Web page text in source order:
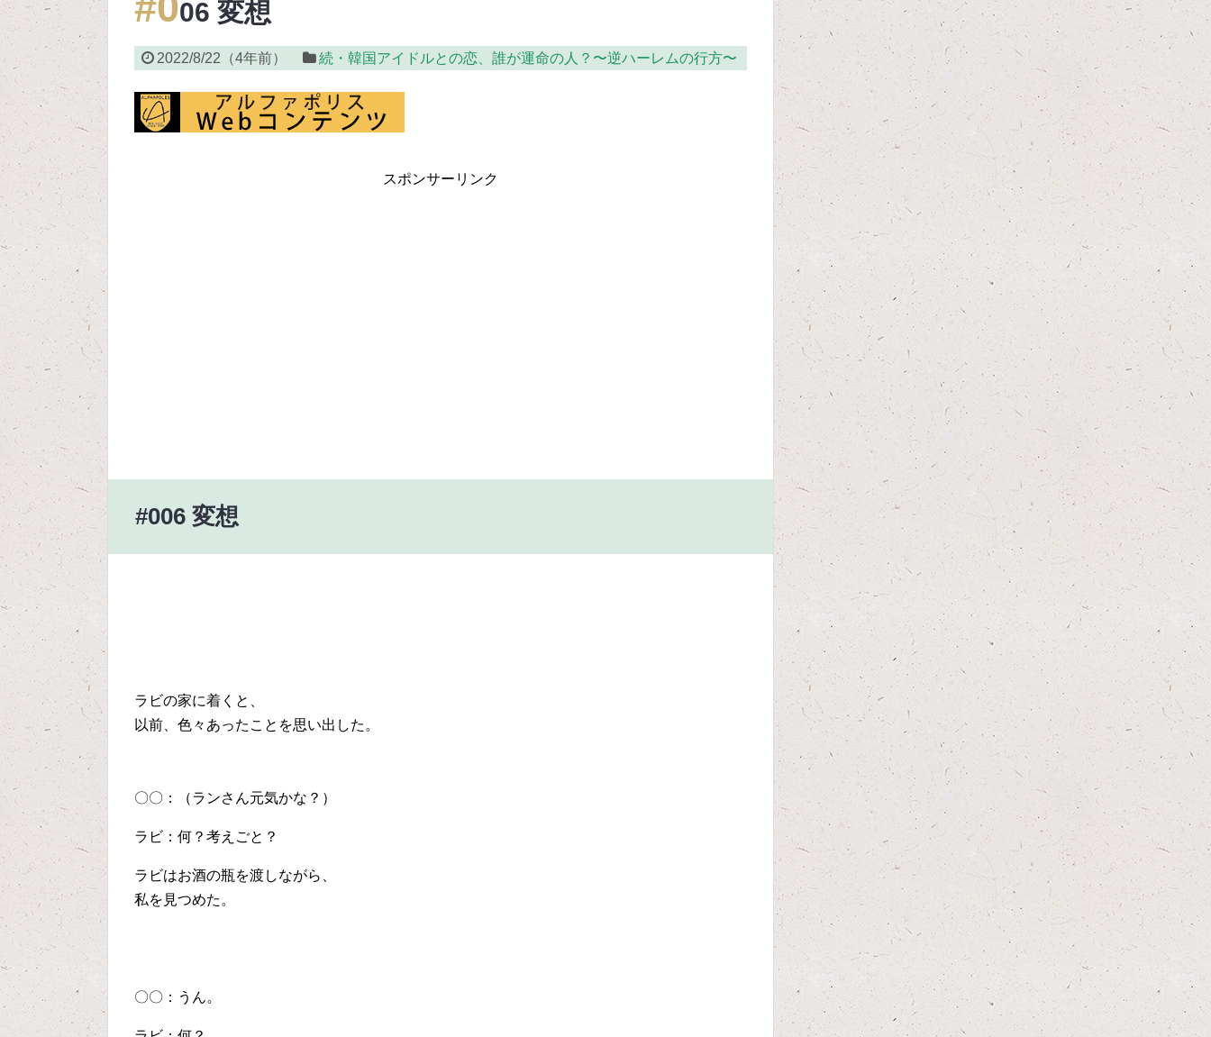
06 変想
2022/8/22 （4年前） 続・韓国アイドルとの恋、誰が運命の人？〜逆ハーレムの行方〜
スポンサーリンク
#006 変想
ラビの家に着くと、
以前、色々あったことを思い出した。
〇〇：（ランさん元気かな？）
ラビ：何？考えごと？
ラビはお酒の瓶を渡しながら、
私を見つめた。
〇〇：うん。